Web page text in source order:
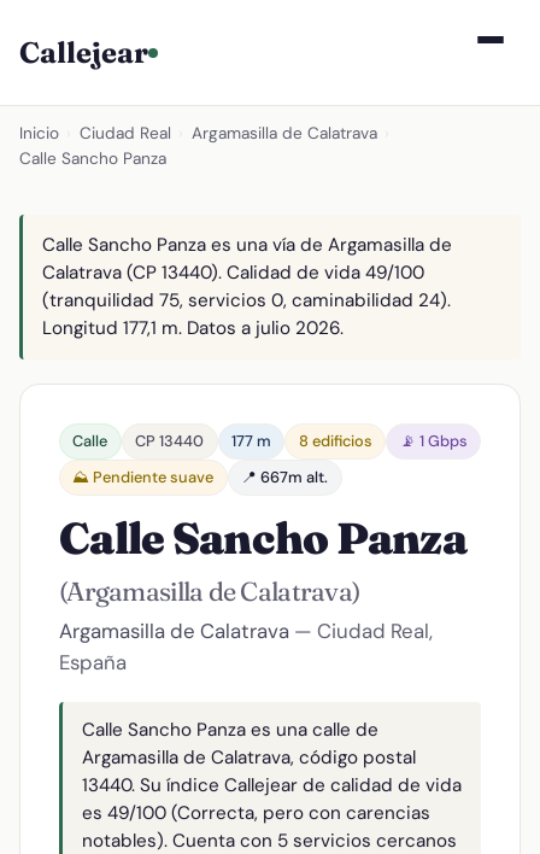
Callejear
Inicio Ciudad Real Argamasilla de Calatrava
Calle Sancho Panza
Calle Sancho Panza es una vía de Argamasilla de
Calatrava (CP 13440). Calidad de vida 49/100
(tranquilidad 75, servicios 0, caminabilidad 24).
Longitud 177,1 m. Datos a julio 2026.
Calle CP 13440 177 m 8 edificios
📡 1 Gbps
⛰️ Pendiente suave
📍 667m alt.
Calle Sancho Panza
(Argamasilla de Calatrava)
Argamasilla de Calatrava — Ciudad Real,
España
Calle Sancho Panza es una calle de
Argamasilla de Calatrava, código postal
13440. Su índice Callejear de calidad de vida
es 49/100 (Correcta, pero con carencias
notables). Cuenta con 5 servicios cercanos